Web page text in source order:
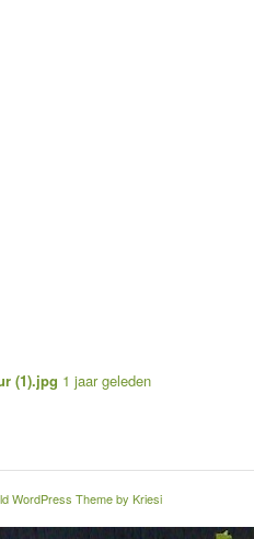
(1).jpg 1 jaar geleden
WordPress Theme by Kriesi